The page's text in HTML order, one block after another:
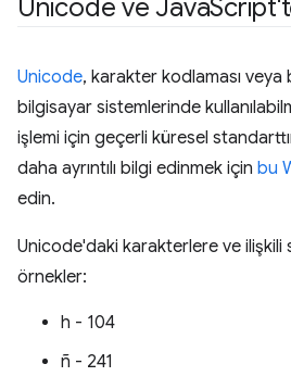
Unicode ve Java
Unicode, karakter kodlaması
bilgisayar sistemlerinde
işlemi için geçerli küresel
daha ayrıntılı bilgi edinmek için bu
edin.
Unicode'daki karakterlere ve ilişkili
örnekler:
h - 104
ñ - 241